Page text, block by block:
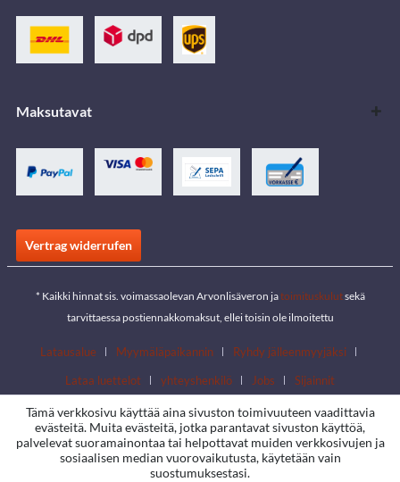
Maksutavat
Vertrag widerrufen
* Kaikki hinnat sis. voimassaolevan Arvonlisäveron jatoimituskulutsekä
tarvittaessa postiennakkomaksut, ellei toisin ole ilmoitettu
Latausalue Myymäläpaikannin
Ryhdy jälleenmyyjäksi
Lataa luettelot
yhteyshenkilö Jobs Sijainnit
Tämä verkkosivu käyttää aina sivuston toimivuuteen vaadittavia
evästeitä. Muita evästeitä, jotka parantavat sivuston käyttöä,
palvelevat suoramainontaa tai helpottavat muiden verkkosivujen ja
sosiaalisen median vuorovaikutusta, käytetään vain
suostumuksestasi.